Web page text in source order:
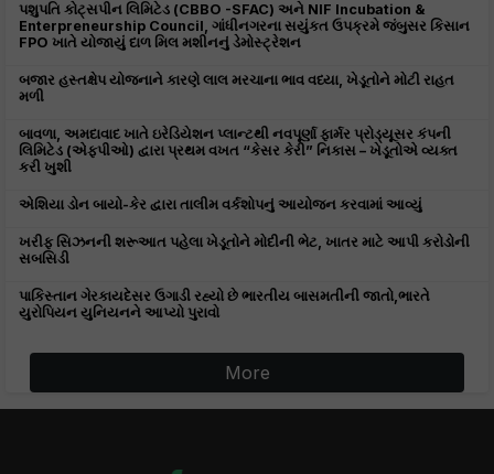
પશુપતિ કોટ્સપીન લિમિટેડ (CBBO -SFAC) અને NIF Incubation &
Enterpreneurship Council, ગાંધીનગરના સયુંકત ઉપક્રમે જંબુસર કિસાન
FPO ખાતે યોજાયું દાળ મિલ મશીનનું ડેમોસ્ટ્રેશન
બજાર હસ્તક્ષેપ યોજનાને કારણે લાલ મરચાના ભાવ વધ્યા, ખેડૂતોને મોટી રાહત
મળી
બાવળા, અમદાવાદ ખાતે ઇરેડિયેશન પ્લાન્ટથી નવપૂર્ણા ફાર્મર પ્રોડ્યૂસર કંપની
લિમિટેડ (એફપીઓ) દ્વારા પ્રથમ વખત “કેસર કેરી” નિકાસ – ખેડૂતોએ વ્યક્ત
કરી ખુશી
એશિયા ડોન બાયો-કેર દ્વારા તાલીમ વર્કશોપનું આયોજન કરવામાં આવ્યું
ખરીફ સિઝનની શરૂઆત પહેલા ખેડૂતોને મોદીની ભેટ, ખાતર માટે આપી કરોડોની
સબસિડી
પાકિસ્તાન ગેરકાયદેસર ઉગાડી રહ્યો છે ભારતીય બાસમતીની જાતો,ભારતે
યુરોપિયન યુનિયનને આપ્યો પુરાવો
More